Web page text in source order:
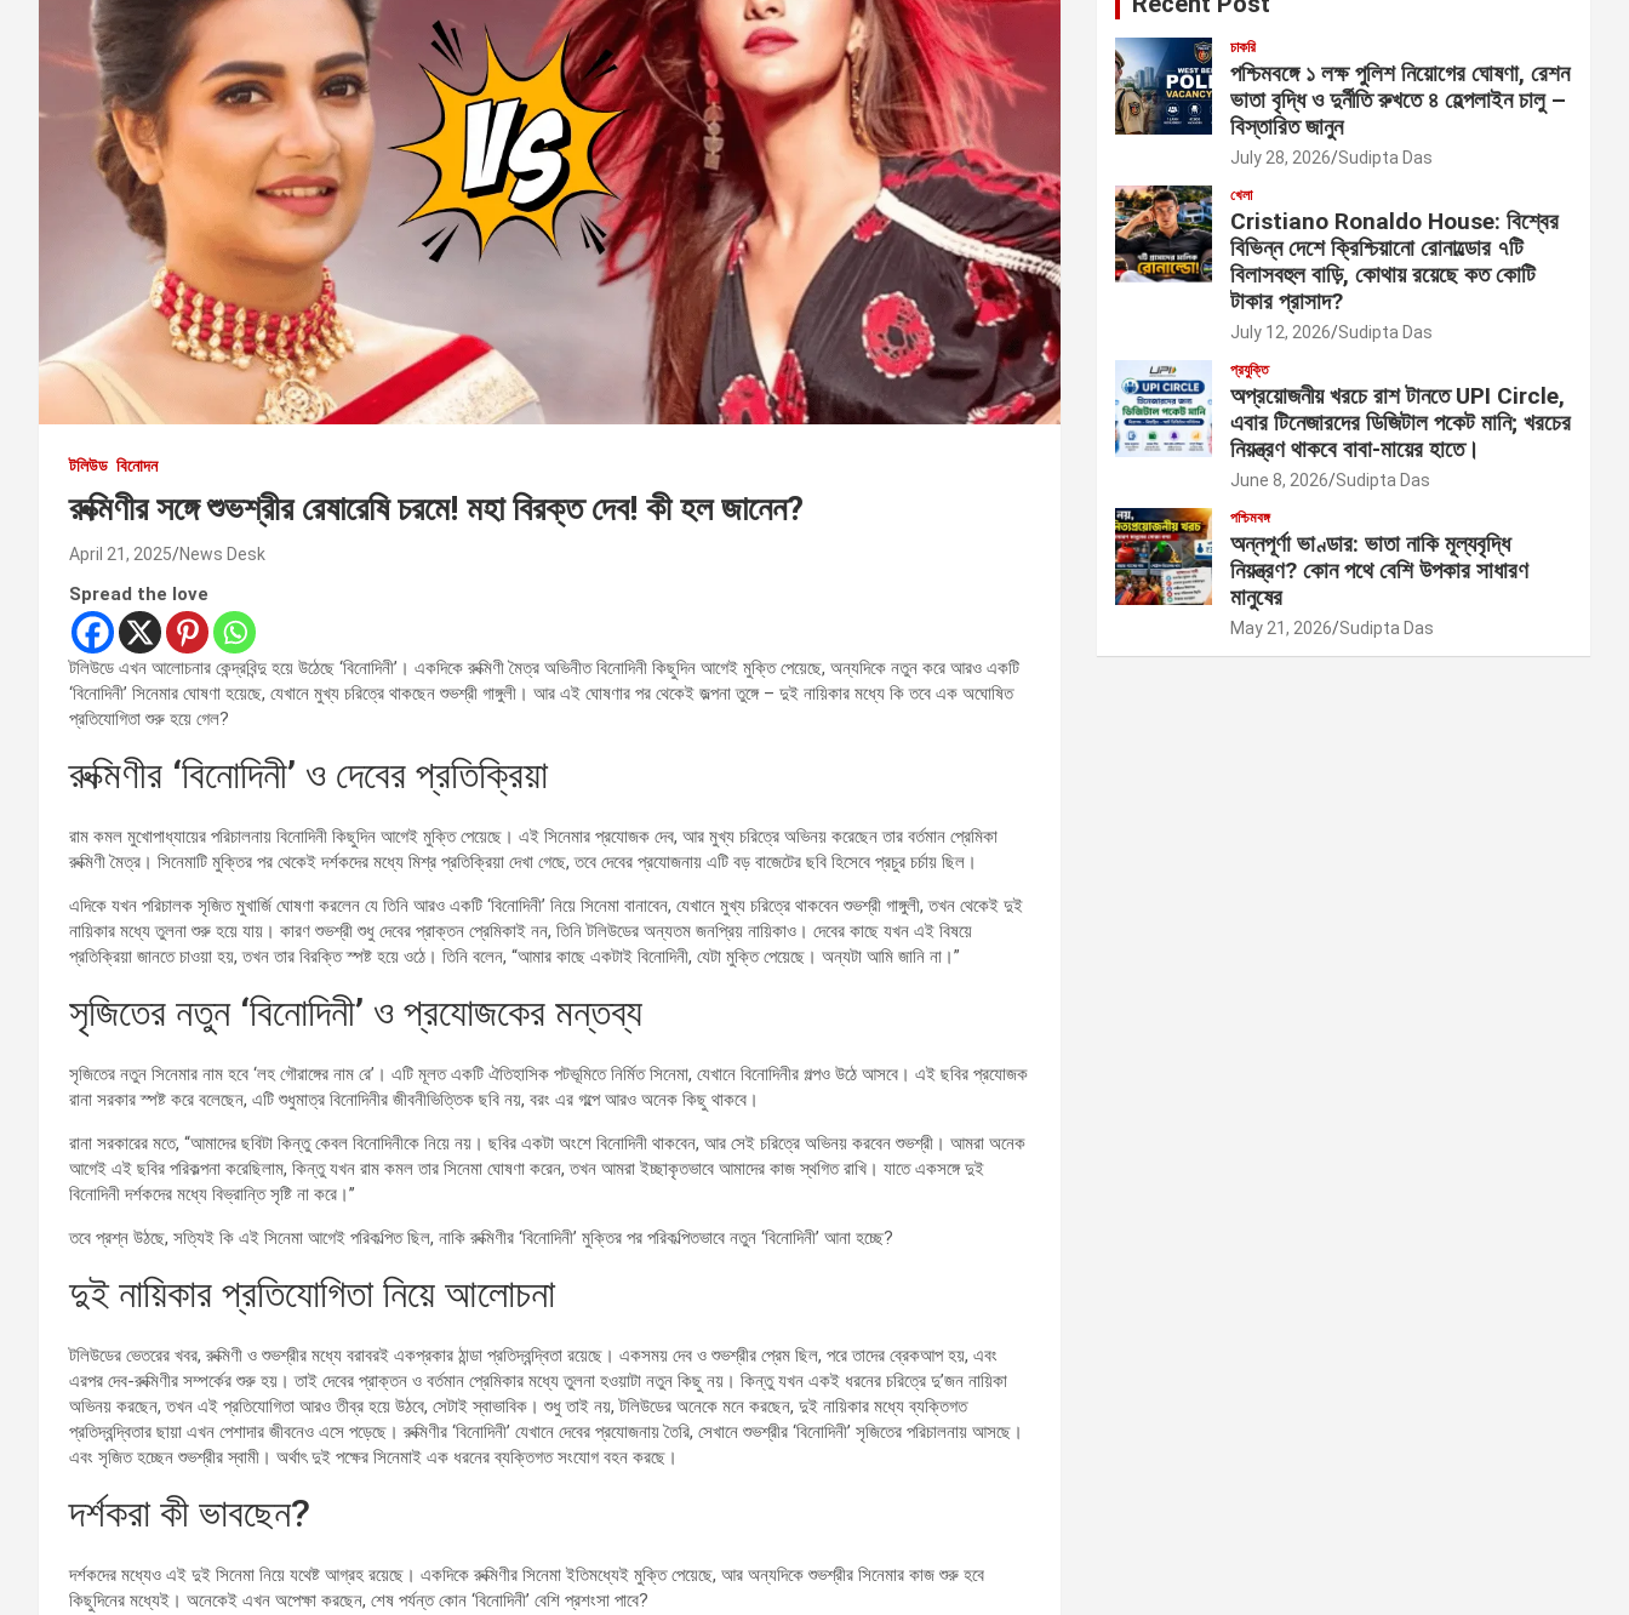
টলিউড বিনোদন
রুক্মিণীর সঙ্গে শুভশ্রীর রেষারেষি চরমে! মহা বিরক্ত দেব! কী হল জানেন?
April 21, 2025 News Desk
Spread the love
টলিউডে এখন আলোচনার কেন্দ্রবিন্দু হয়ে উঠেছে ‘বিনোদিনী’। একদিকে রুক্মিণী মৈত্র অভিনীত বিনোদিনী কিছুদিন আগেই মুক্তি পেয়েছে, অন্যদিকে নতুন করে আরও একটি
‘বিনোদিনী’ সিনেমার ঘোষণা হয়েছে, যেখানে মুখ্য চরিত্রে থাকছেন শুভশ্রী গাঙ্গুলী। আর এই ঘোষণার পর থেকেই জল্পনা তুঙ্গে – দুই নায়িকার মধ্যে কি তবে এক অঘোষিত
প্রতিযোগিতা শুরু হয়ে গেল?
রুক্মিণীর ‘বিনোদিনী’ ও দেবের প্রতিক্রিয়া
রাম কমল মুখোপাধ্যায়ের পরিচালনায় বিনোদিনী কিছুদিন আগেই মুক্তি পেয়েছে। এই সিনেমার প্রযোজক দেব, আর মুখ্য চরিত্রে অভিনয় করেছেন তার বর্তমান প্রেমিকা
রুক্মিণী মৈত্র। সিনেমাটি মুক্তির পর থেকেই দর্শকদের মধ্যে মিশ্র প্রতিক্রিয়া দেখা গেছে, তবে দেবের প্রযোজনায় এটি বড় বাজেটের ছবি হিসেবে প্রচুর চর্চায় ছিল।
এদিকে যখন পরিচালক সৃজিত মুখার্জি ঘোষণা করলেন যে তিনি আরও একটি ‘বিনোদিনী’ নিয়ে সিনেমা বানাবেন, যেখানে মুখ্য চরিত্রে থাকবেন শুভশ্রী গাঙ্গুলী, তখন থেকেই দুই
নায়িকার মধ্যে তুলনা শুরু হয়ে যায়। কারণ শুভশ্রী শুধু দেবের প্রাক্তন প্রেমিকাই নন, তিনি টলিউডের অন্যতম জনপ্রিয় নায়িকাও। দেবের কাছে যখন এই বিষয়ে
প্রতিক্রিয়া জানতে চাওয়া হয়, তখন তার বিরক্তি স্পষ্ট হয়ে ওঠে। তিনি বলেন, “আমার কাছে একটাই বিনোদিনী, যেটা মুক্তি পেয়েছে। অন্যটা আমি জানি না।”
সৃজিতের নতুন ‘বিনোদিনী’ ও প্রযোজকের মন্তব্য
সৃজিতের নতুন সিনেমার নাম হবে ‘লহ গৌরাঙ্গের নাম রে’। এটি মূলত একটি ঐতিহাসিক পটভূমিতে নির্মিত সিনেমা, যেখানে বিনোদিনীর গল্পও উঠে আসবে। এই ছবির প্রযোজক
রানা সরকার স্পষ্ট করে বলেছেন, এটি শুধুমাত্র বিনোদিনীর জীবনীভিত্তিক ছবি নয়, বরং এর গল্পে আরও অনেক কিছু থাকবে।
রানা সরকারের মতে, “আমাদের ছবিটা কিন্তু কেবল বিনোদিনীকে নিয়ে নয়। ছবির একটা অংশে বিনোদিনী থাকবেন, আর সেই চরিত্রে অভিনয় করবেন শুভশ্রী। আমরা অনেক
আগেই এই ছবির পরিকল্পনা করেছিলাম, কিন্তু যখন রাম কমল তার সিনেমা ঘোষণা করেন, তখন আমরা ইচ্ছাকৃতভাবে আমাদের কাজ স্থগিত রাখি। যাতে একসঙ্গে দুই
বিনোদিনী দর্শকদের মধ্যে বিভ্রান্তি সৃষ্টি না করে।’’
তবে প্রশ্ন উঠছে, সত্যিই কি এই সিনেমা আগেই পরিকল্পিত ছিল, নাকি রুক্মিণীর ‘বিনোদিনী’ মুক্তির পর পরিকল্পিতভাবে নতুন ‘বিনোদিনী’ আনা হচ্ছে?
দুই নায়িকার প্রতিযোগিতা নিয়ে আলোচনা
টলিউডের ভেতরের খবর, রুক্মিণী ও শুভশ্রীর মধ্যে বরাবরই একপ্রকার ঠান্ডা প্রতিদ্বন্দ্বিতা রয়েছে। একসময় দেব ও শুভশ্রীর প্রেম ছিল, পরে তাদের ব্রেকআপ হয়, এবং
এরপর দেব-রুক্মিণীর সম্পর্কের শুরু হয়। তাই দেবের প্রাক্তন ও বর্তমান প্রেমিকার মধ্যে তুলনা হওয়াটা নতুন কিছু নয়। কিন্তু যখন একই ধরনের চরিত্রে দু’জন নায়িকা
অভিনয় করছেন, তখন এই প্রতিযোগিতা আরও তীব্র হয়ে উঠবে, সেটাই স্বাভাবিক। শুধু তাই নয়, টলিউডের অনেকে মনে করছেন, দুই নায়িকার মধ্যে ব্যক্তিগত
প্রতিদ্বন্দ্বিতার ছায়া এখন পেশাদার জীবনেও এসে পড়েছে। রুক্মিণীর ‘বিনোদিনী’ যেখানে দেবের প্রযোজনায় তৈরি, সেখানে শুভশ্রীর ‘বিনোদিনী’ সৃজিতের পরিচালনায় আসছে।
এবং সৃজিত হচ্ছেন শুভশ্রীর স্বামী। অর্থাৎ দুই পক্ষের সিনেমাই এক ধরনের ব্যক্তিগত সংযোগ বহন করছে।
দর্শকরা কী ভাবছেন?
দর্শকদের মধ্যেও এই দুই সিনেমা নিয়ে যথেষ্ট আগ্রহ রয়েছে। একদিকে রুক্মিণীর সিনেমা ইতিমধ্যেই মুক্তি পেয়েছে, আর অন্যদিকে শুভশ্রীর সিনেমার কাজ শুরু হবে
কিছুদিনের মধ্যেই। অনেকেই এখন অপেক্ষা করছেন, শেষ পর্যন্ত কোন ‘বিনোদিনী’ বেশি প্রশংসা পাবে?
চাকরি
পশ্চিমবঙ্গে ১ লক্ষ পুলিশ নিয়োগের ঘোষণা, রেশন
ভাতা বৃদ্ধি ও দুর্নীতি রুখতে ৪ হেল্পলাইন চালু –
বিস্তারিত জানুন
July 28, 2026 Sudipta Das
খেলা
Cristiano Ronaldo House: বিশ্বের
বিভিন্ন দেশে ক্রিশ্চিয়ানো রোনাল্ডোর ৭টি
বিলাসবহুল বাড়ি, কোথায় রয়েছে কত কোটি
টাকার প্রাসাদ?
July 12, 2026 Sudipta Das
প্রযুক্তি
অপ্রয়োজনীয় খরচে রাশ টানতে UPI Circle,
এবার টিনেজারদের ডিজিটাল পকেট মানি; খরচের
নিয়ন্ত্রণ থাকবে বাবা-মায়ের হাতে।
June 8, 2026 Sudipta Das
পশ্চিমবঙ্গ
অন্নপূর্ণা ভাণ্ডার: ভাতা নাকি মূল্যবৃদ্ধি
নিয়ন্ত্রণ? কোন পথে বেশি উপকার সাধারণ
মানুষের
May 21, 2026 Sudipta Das